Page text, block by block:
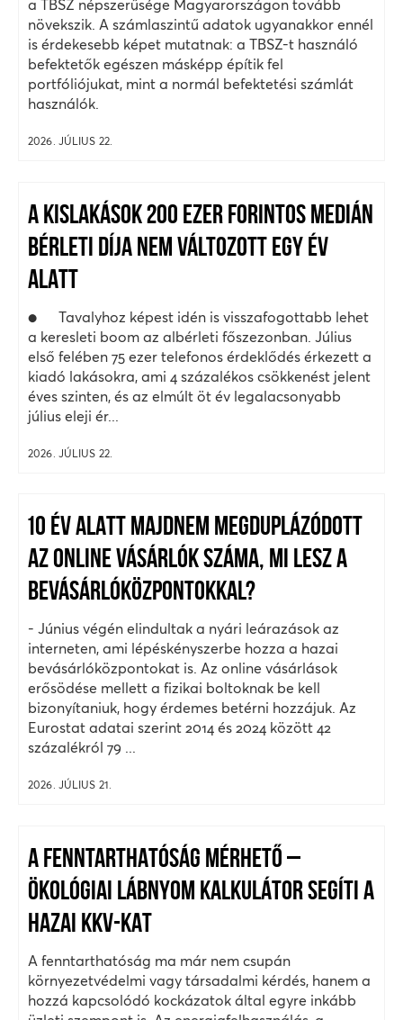
a TBSZ népszerűsége Magyarországon tovább
növekszik. A számlaszintű adatok ugyanakkor ennél
is érdekesebb képet mutatnak: a TBSZ-t használó
befektetők egészen másképp építik fel
portfóliójukat, mint a normál befektetési számlát
használók.
2026. JÚLIUS 22.
A KISLAKÁSOK 200 EZER FORINTOS MEDIÁN
BÉRLETI DÍJA NEM VÁLTOZOTT EGY ÉV
ALATT
● Tavalyhoz képest idén is visszafogottabb lehet
a keresleti boom az albérleti főszezonban. Július
első felében 75 ezer telefonos érdeklődés érkezett a
kiadó lakásokra, ami 4 százalékos csökkenést jelent
éves szinten, és az elmúlt öt év legalacsonyabb
július eleji ér...
2026. JÚLIUS 22.
10 ÉV ALATT MAJDNEM MEGDUPLÁZÓDOTT
AZ ONLINE VÁSÁRLÓK SZÁMA, MI LESZ A
BEVÁSÁRLÓKÖZPONTOKKAL?
- Június végén elindultak a nyári leárazások az
interneten, ami lépéskényszerbe hozza a hazai
bevásárlóközpontokat is. Az online vásárlások
erősödése mellett a fizikai boltoknak be kell
bizonyítaniuk, hogy érdemes betérni hozzájuk. Az
Eurostat adatai szerint 2014 és 2024 között 42
százalékról 79 ...
2026. JÚLIUS 21.
A FENNTARTHATÓSÁG MÉRHETŐ –
ÖKOLÓGIAI LÁBNYOM KALKULÁTOR SEGÍTI A
HAZAI KKV-KAT
A fenntarthatóság ma már nem csupán
környezetvédelmi vagy társadalmi kérdés, hanem a
hozzá kapcsolódó kockázatok által egyre inkább